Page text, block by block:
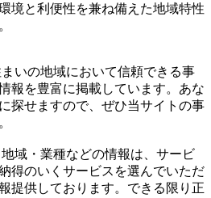
境と利便性を兼ね備えた地域特性
いの地域において信頼できる事
報を豊富に掲載しています。あな
探せますので、ぜひ当サイトの事
域・業種などの情報は、サービ
得のいくサービスを選んでいただ
提供しております。できる限り正